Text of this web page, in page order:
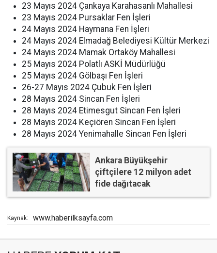
23 Mayıs 2024 Çankaya Karahasanlı Mahallesi
23 Mayıs 2024 Pursaklar Fen İşleri
24 Mayıs 2024 Haymana Fen İşleri
24 Mayıs 2024 Elmadağ Belediyesi Kültür Merkezi
24 Mayıs 2024 Mamak Ortaköy Mahallesi
25 Mayıs 2024 Polatlı ASKİ Müdürlüğü
25 Mayıs 2024 Gölbaşı Fen İşleri
26-27 Mayıs 2024 Çubuk Fen İşleri
28 Mayıs 2024 Sincan Fen İşleri
28 Mayıs 2024 Etimesgut Sincan Fen İşleri
28 Mayıs 2024 Keçiören Sincan Fen İşleri
28 Mayıs 2024 Yenimahalle Sincan Fen İşleri
Ankara Büyükşehir
çiftçilere 12 milyon adet
fide dağıtacak
Kaynak: www.haberilksayfa.com